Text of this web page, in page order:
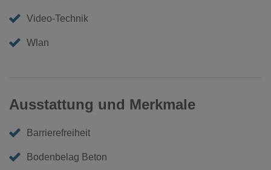
Video-Technik
Wlan
Ausstattung und Merkmale
Barrierefreiheit
Bodenbelag Beton